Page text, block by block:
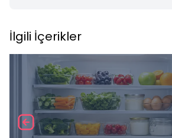
İlgili İçerikler